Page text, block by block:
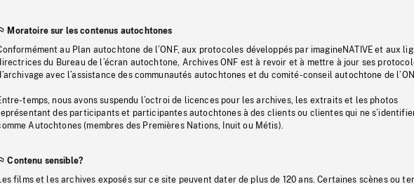
Moratoire sur les contenus autochtones
au Plan autochtone de l’ONF, aux protocoles développés par imagineNATIVE et aux
du Bureau de l’écran autochtone, Archives ONF est à revoir et à mettre à jour ses
avec l’assistance des communautés autochtones et du comité-conseil autochtone de
temps, nous avons suspendu l’octroi de licences pour les archives, les extraits et les photos
des participants et participantes autochtones à des clients ou clientes qui ne
Autochtones (membres des Premières Nations, Inuit ou Métis).
Contenu sensible?
Les films et les archives exposés sur ce site peuvent dater de plus de 120 ans. Certaines scènes ou